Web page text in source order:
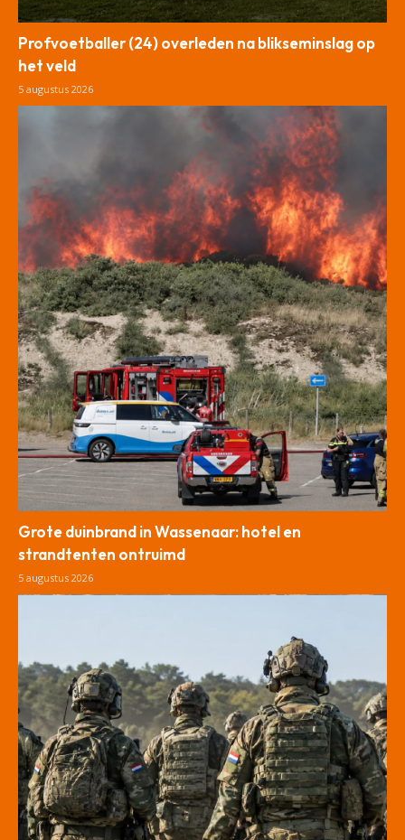
Profvoetballer (24) overleden na blikseminslag op
het veld
5 augustus 2026
Grote duinbrand in Wassenaar: hotel en
strandtenten ontruimd
5 augustus 2026